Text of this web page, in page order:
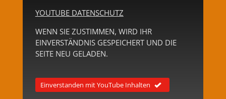
YOUTUBE DATENSCHUTZ
WENN SIE ZUSTIMMEN, WIRD IHR
EINVERSTÄNDNIS GESPEICHERT UND DIE
SEITE NEU GELADEN.
Einverstanden mit YouTube Inhalten